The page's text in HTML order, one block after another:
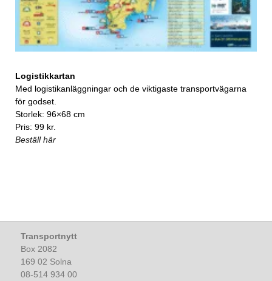
Logistikkartan
Med logistikanläggningar och de viktigaste transportvägarna
för godset.
Storlek: 96×68 cm
Pris: 99 kr.
Beställ här
Transportnytt
Box 2082
169 02 Solna
08-514 934 00